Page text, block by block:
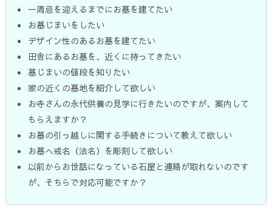
一周忌を迎えるまでにお墓を建てたい
お墓じまいをしたい
デザイン性のあるお墓を建てたい
田舎にあるお墓を、近くに持ってきたい
墓じまいの値段を知りたい
家の近くの墓地を紹介して欲しい
お寺さんの永代供養の見学に行きたいのですが、案内して
もらえますか？
お墓の引っ越しに関する手続きについて教えて欲しい
お墓へ戒名（法名）を彫刻して欲しい
以前からお世話になっている石屋と連絡が取れないのです
が、そちらで対応可能ですか？